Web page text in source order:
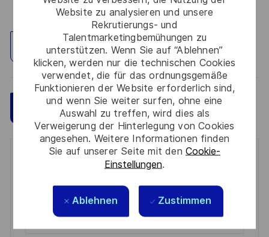
Website zu analysieren und unsere
Rekrutierungs- und
Talentmarketingbemühungen zu
unterstützen. Wenn Sie auf “Ablehnen”
klicken, werden nur die technischen Cookies
verwendet, die für das ordnungsgemäße
Funktionieren der Website erforderlich sind,
und wenn Sie weiter surfen, ohne eine
Auswahl zu treffen, wird dies als
Verweigerung der Hinterlegung von Cookies
angesehen. Weitere Informationen finden
Sie auf unserer Seite mit den Cookie-
Einstellungen.
Ablehnen Zustimmen
Standort erkunden
Jetzt bewerben Speichern
Get notified for similar jobs
You'll receive updates once a week
Email